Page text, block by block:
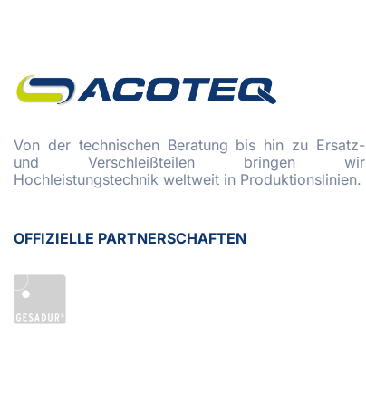
Von der technischen Beratung bis hin zu Ersatz-
und Verschleißteilen bringen wir
Hochleistungstechnik weltweit in Produktionslinien.
OFFIZIELLE PARTNERSCHAFTEN